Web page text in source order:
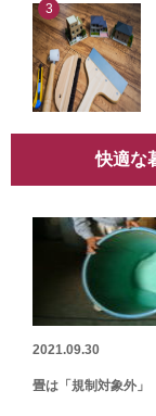
3
快適な
2021.09.30
畳は「規制対象外」